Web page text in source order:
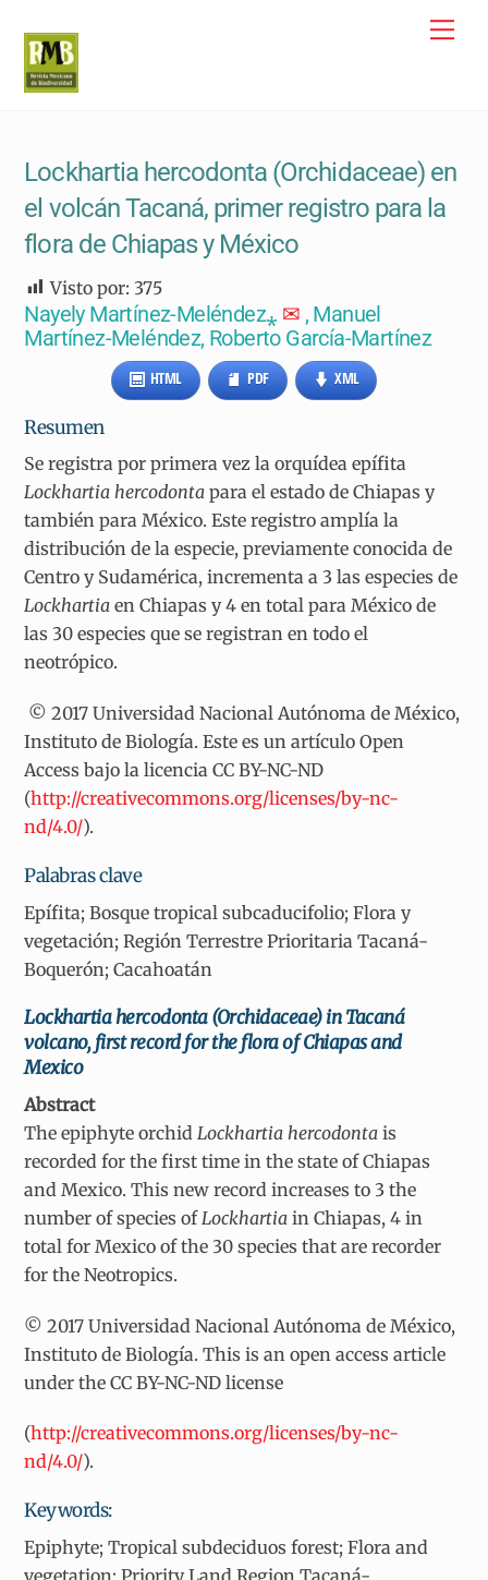
content
Lockhartia hercodonta (Orchidaceae) en
el volcán Tacaná, primer registro para la
flora de Chiapas y México
Visto por: 375
Nayely Martínez-Meléndez⁎ ✉ , Manuel
Martínez-Meléndez, Roberto García-Martínez
HTML PDF XML
Resumen
Se registra por primera vez la orquídea epífita
Lockhartia hercodonta para el estado de Chiapas y
también para México. Este registro amplía la
distribución de la especie, previamente conocida de
Centro y Sudamérica, incrementa a 3 las especies de
Lockhartia en Chiapas y 4 en total para México de
las 30 especies que se registran en todo el
neotrópico.
© 2017 Universidad Nacional Autónoma de México,
Instituto de Biología. Este es un artículo Open
Access bajo la licencia CC BY-NC-ND
(http://creativecommons.org/licenses/by-nc-
nd/4.0/).
Palabras clave
Epífita; Bosque tropical subcaducifolio; Flora y
vegetación; Región Terrestre Prioritaria Tacaná-
Boquerón; Cacahoatán
Lockhartia hercodonta (Orchidaceae) in Tacaná
volcano, first record for the flora of Chiapas and
Mexico
Abstract
The epiphyte orchid Lockhartia hercodonta is
recorded for the first time in the state of Chiapas
and Mexico. This new record increases to 3 the
number of species of Lockhartia in Chiapas, 4 in
total for Mexico of the 30 species that are recorder
for the Neotropics.
© 2017 Universidad Nacional Autónoma de México,
Instituto de Biología. This is an open access article
under the CC BY-NC-ND license
(http://creativecommons.org/licenses/by-nc-
nd/4.0/).
Keywords:
Epiphyte; Tropical subdeciduos forest; Flora and
vegetation; Priority Land Region Tacaná-